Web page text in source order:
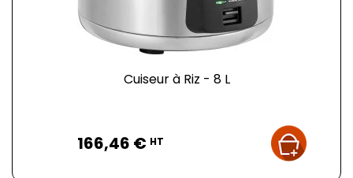
Cuiseur à Riz - 8 L
166,46 € HT